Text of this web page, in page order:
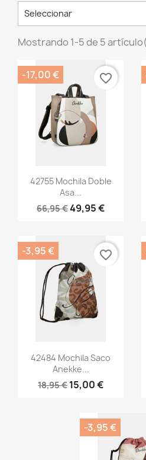
Seleccionar
Mostrando 1-5 de 5
Vista rápida
42755 Mochila Doble
Asa...
66,95 €49,95 €
-17,00 € favorite_border
Vista rápida
42484 Mochila Saco
Anekke...
18,95 € 15,00 €
-3,95 € favorite_border
-3,95 €
Crear lista de